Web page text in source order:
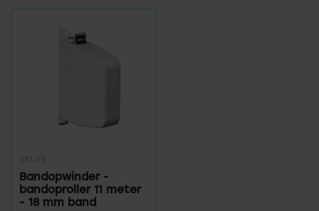
SELVE
Bandopwinder -
bandoproller 11 meter
- 18 mm band